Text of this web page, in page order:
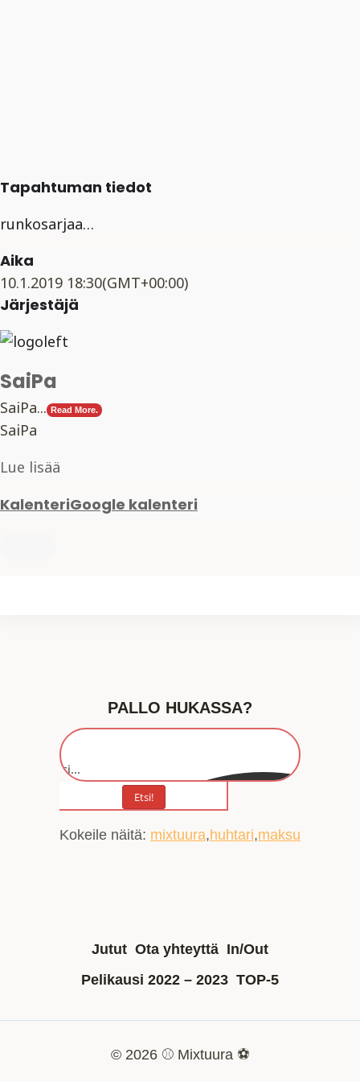
Tapahtuman tiedot
runkosarjaa…
Aika
10.1.2019 18:30(GMT+00:00)
Järjestäjä
SaiPa
SaiPa... Read More.
SaiPa
Lue lisää
KalenteriGoogle kalenteri
PALLO HUKASSA?
Etsi...
Etsi!
Kokeile näitä: mixtuura huhtari maksu
Jutut Ota yhteyttä In/Out
Pelikausi 2022 – 2023 TOP-5
© 2026 ⚾ Mixtuura ⚽